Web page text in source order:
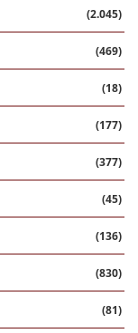
(2.045)
(469)
(18)
(177)
(377)
(45)
(136)
(830)
(81)